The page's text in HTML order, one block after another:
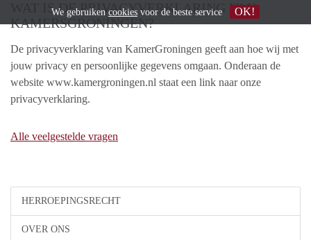
HERROEPINGSRECHT
OVER ONS
WAT IS DE PRIVACYVERKLARING VAN
KAMERSGRONINGEN?
De privacyverklaring van KamerGroningen geeft aan hoe wij met
jouw privacy en persoonlijke gegevens omgaan. Onderaan de
website www.kamergroningen.nl staat een link naar onze
privacyverklaring.
Alle veelgestelde vragen
We gebruiken cookies voor de beste service OK!